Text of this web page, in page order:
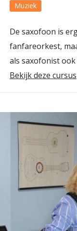
Muziek
De saxofoon is
fanfareorkest,
als saxofonist ook
Bekijk deze cursus